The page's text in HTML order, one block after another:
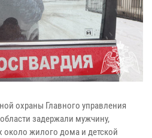
охраны Главного управления
задержали мужчину,
около жилого дома и детской